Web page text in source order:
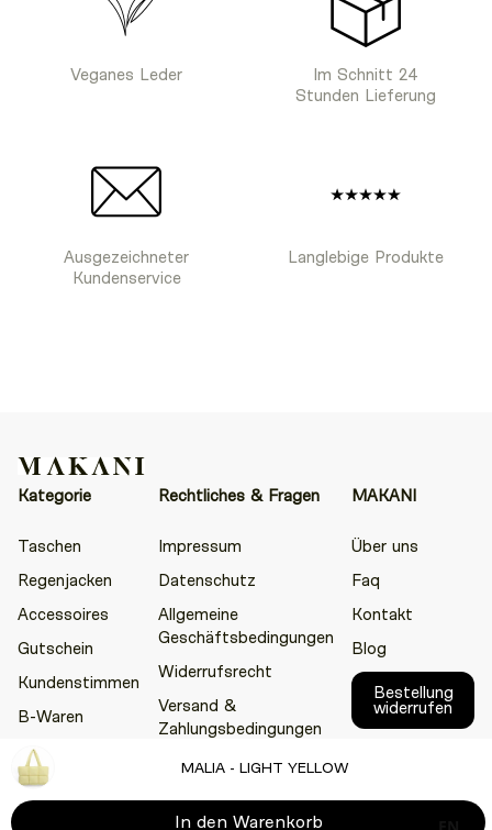
Veganes Leder
Im Schnitt 24
Stunden Lieferung
Ausgezeichneter
Kundenservice
Langlebige Produkte
Kategorie
Taschen
Regenjacken
Accessoires
Gutschein
Kundenstimmen
B-Waren
Rechtliches & Fragen
Impressum
Datenschutz
Allgemeine
Geschäftsbedingungen
Widerrufsrecht
Versand &
Zahlungsbedingungen
MAKANI
Über uns
Faq
Kontakt
Blog
Bestellung
widerrufen
Facebook
LinkedInInstagram
TikTokPinterest
MALIA - LIGHT YELLOW
In den Warenkorb